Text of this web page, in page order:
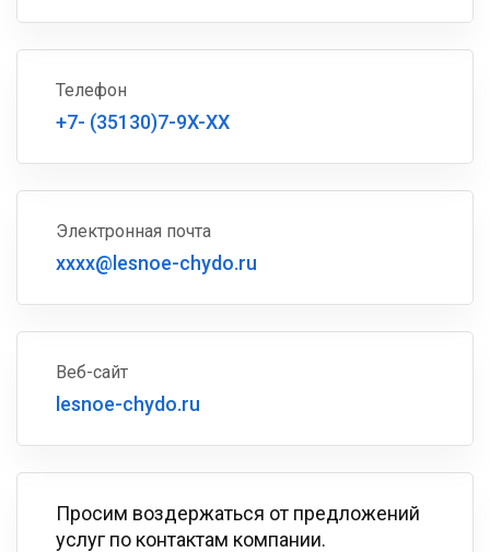
Телефон
+7- (35130)7-9X-XX
Электронная почта
xxxx@lesnoe-chydo.ru
Веб-сайт
lesnoe-chydo.ru
Просим воздержаться от предложений
услуг по контактам компании.